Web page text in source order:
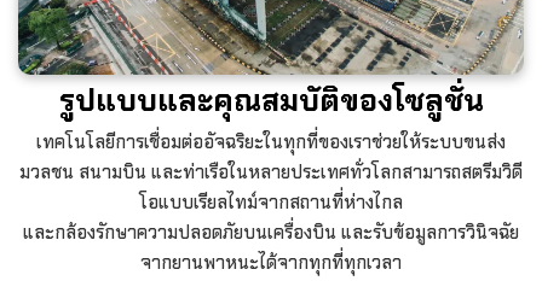
รูปแบบและคุณสมบัติของโซลูชั่น
เทคโนโลยีการเชื่อมต่ออัจฉริยะในทุกที่ของเราช่วยให้ระบบขนส่ง
มวลชน สนามบิน และท่าเรือในหลายประเทศทั่วโลกสามารถสตรีมวิดี
โอแบบเรียลไทม์จากสถานที่ห่างไกล
และกล้องรักษาความปลอดภัยบนเครื่องบิน และรับข้อมูลการวินิจฉัย
จากยานพาหนะได้จากทุกที่ทุกเวลา